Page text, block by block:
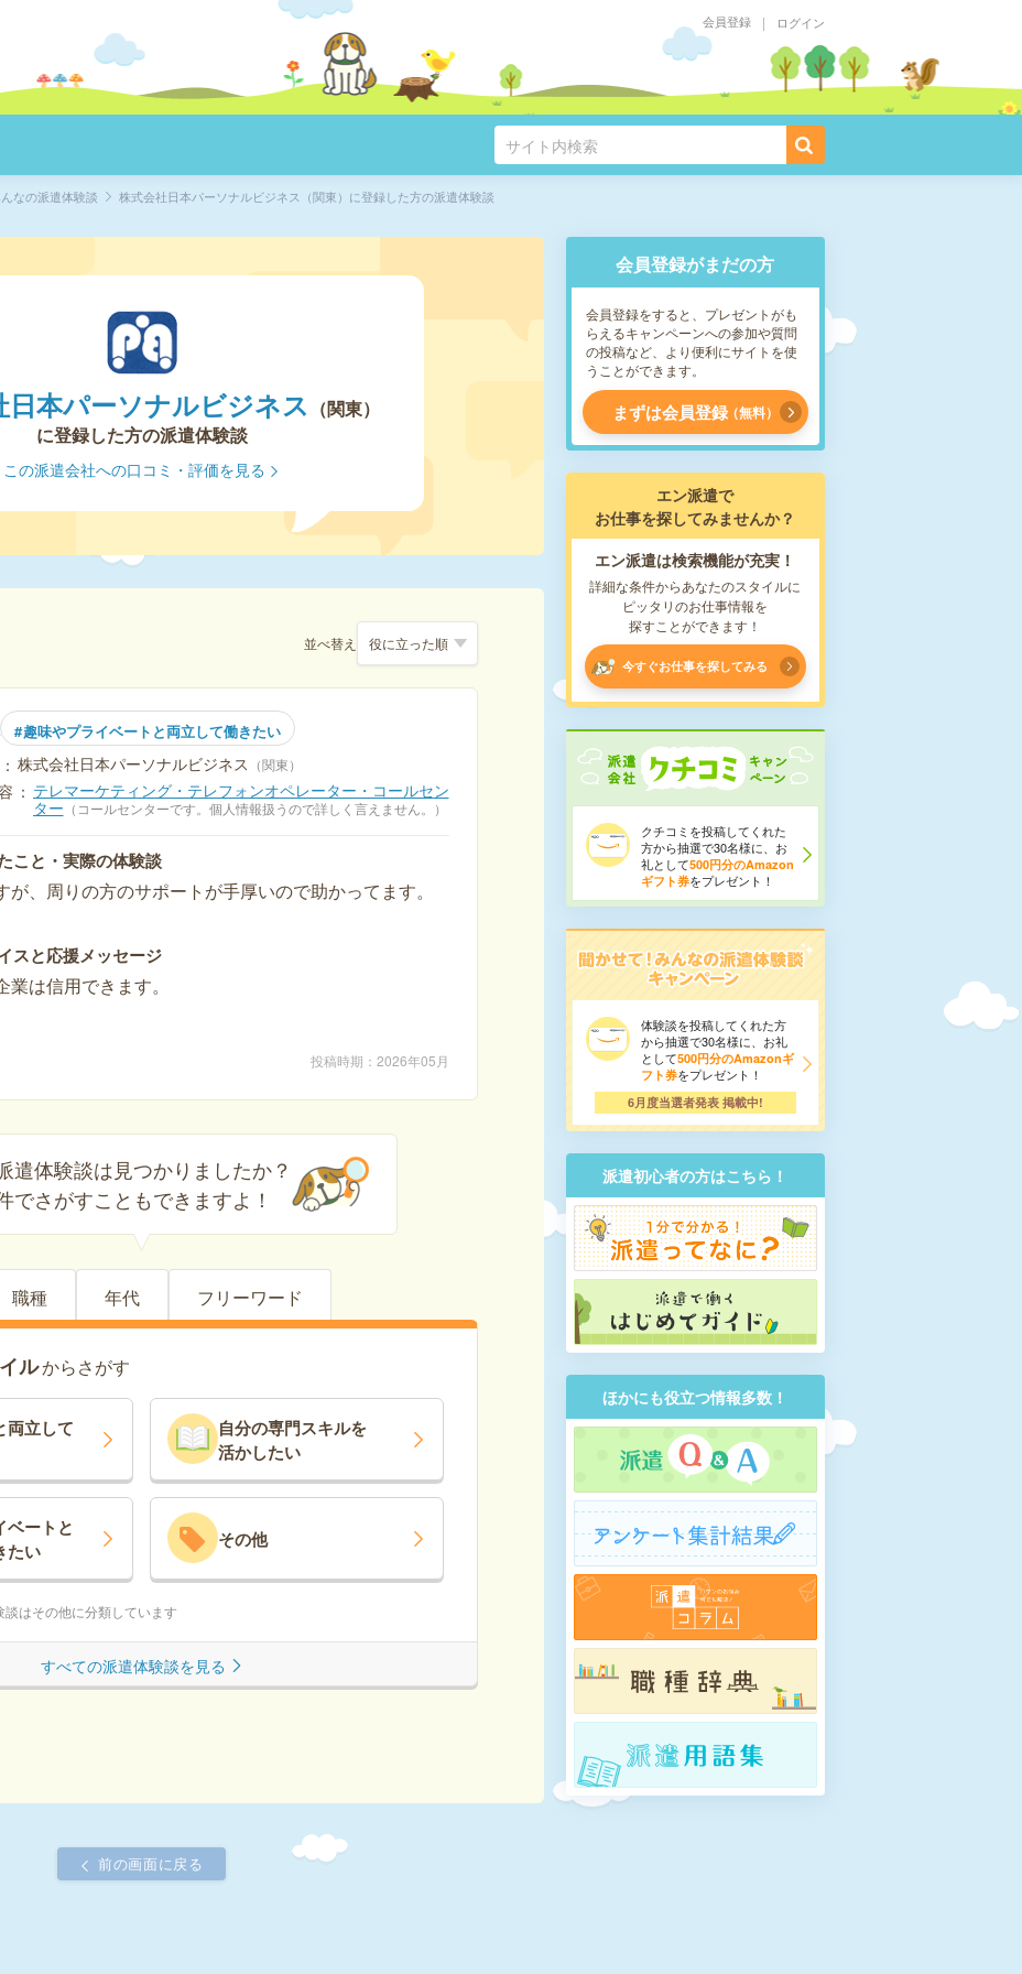
会員登録 ログイン
なの派遣体験談 株式会社日本パーソナルビジネス（関東）に登録した方の派遣体験談
日本パーソナルビジネス
関東
に登録した方の派遣体験談
この派遣会社への口コミ・評価を見る
並べ替え
趣味やプライベートと両立して働きたい
株式会社日本パーソナルビジネス 関東
テレマーケティング・テレフォンオペレーター・コールセン
ター
コールセンターです。個人情報扱うので詳しく言えません。
こと・実際の体験談
、周りの方のサポートが手厚いので助かってます。
スと応援メッセージ
は信用できます。
投稿時期 2026年05月
遣体験談は見つかりましたか？
でさがすこともできますよ！
職種 年代 フリーワード
ルからさがす
両立して
自分の専門スキルを
活かしたい
ベート と
たい
その他
はその他に分類しています
すべての派遣体験談を見る
前の画面に戻る
会員登録がまだの方
会員登録をすると、プレゼントがも
らえるキャンペーンへの参加や質問
の投稿など、より便利にサイトを使
うことができます。
まずは会員登録 無料
エン派遣で
お仕事を探してみませんか？
エン派遣は検索機能が充実！
詳細な条件からあなたのスタイルに
ピッタリのお仕事情報を
探すことができます！
今すぐお仕事を探してみる
クチコミを投稿してくれた
方から抽選で30名様に、お
礼として500円分のAmazon
ギフト券をプレゼント！
体験談を投稿してくれた方
から抽選で30名様に、お礼
として500円分のAmazonギ
フト券をプレゼント！
6月度当選者発表 掲載中!
派遣初心者の方はこちら！
ほかにも役立つ情報多数！